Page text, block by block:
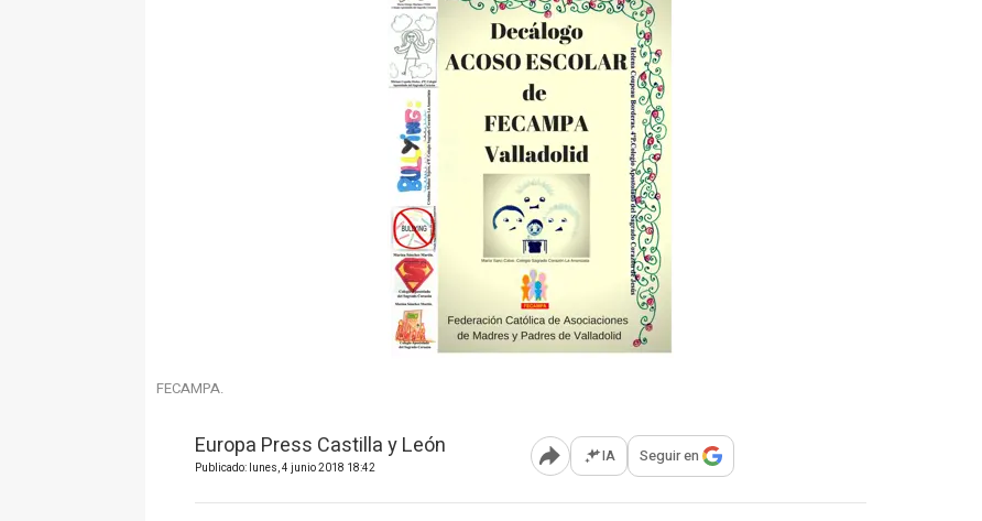
FECAMPA.
Europa Press Castilla y León
Publicado: lunes, 4 junio 2018 18:42 Abrir opciones para compartir
IA Seguir en